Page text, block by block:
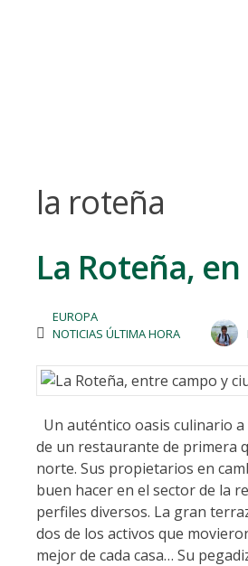
la roteña
La Roteña,
EUROPA
NOTICIAS ÚLTIMA HORA
Un auténtico oasis culinario
de un restaurante de primera
norte. Sus propietarios en
buen hacer en el sector de la
perfiles diversos. La gran
dos de los activos que
mejor de cada casa… Su